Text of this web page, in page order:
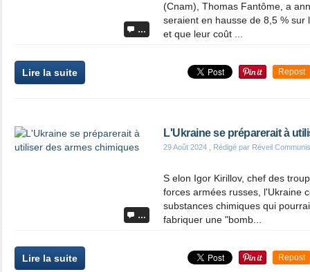
…
(Cnam), Thomas Fantôme, a
seraient en hausse de 8,5 %
et que leur coût ...
Lire la suite Repost
…
L'Ukraine se préparerait à
29 Août 2024 , Rédigé par Réveil
S elon Igor Kirillov, chef des
forces armées russes, l'Ukraine
substances chimiques qui
fabriquer une "bomb...
Lire la suite Repost